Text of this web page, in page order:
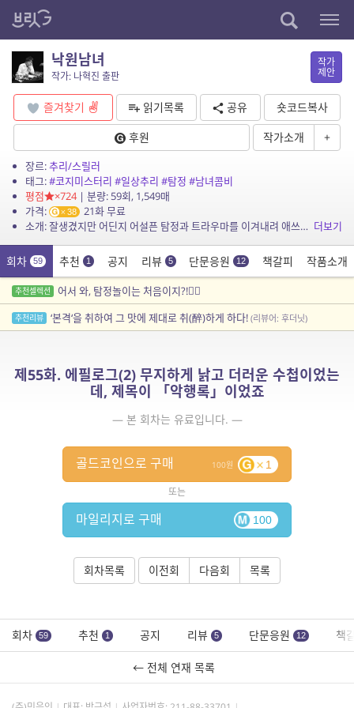
낙원남녀
작가: 나혁진 출판
작가
제안
즐겨찾기 읽기목록 공유
숏코드복사
후원
작가소개 +
장르:추리/스릴러
태그:#코지미스터리 #일상추리 #탐정 #남녀콤비
평점
×724| 분량: 59회, 1,549매
가격:
38
21화 무료
소개: 잘생겼지만 어딘지 어설픈 탐정과 트라우마를 이겨내려 애쓰는 씩씩한 미모의 조수 콤비가 벌이는 알콩달콩 일상 추리극! 가볍고 경쾌한 나혁진 작가의 글로 만나보는 한국식 코지 미스터리... 더보기
회차 59 추천 1 공지 리뷰 5 단문응원 12 책갈피 작품소개
추천셀렉션 어서 와, 탐정놀이는 처음이지?!🕵️‍♂️
추천리뷰 ‘본격‘을 취하여 그 맛에 제대로 취(醉)하게 하다! (리뷰어: 후더닛)
제55화. 에필로그(2) 무지하게 낡고 더러운 수첩이었는
데, 제목이 「악행록」이었죠
— 본 회차는 유료입니다. —
100 1
골드코인으로 구매
또는
100
마일리지로 구매
회차목록 이전회 다음회 목록
회차 59 추천 1 공지 리뷰 5 단문응원 12 책
← 전체 연재 목록